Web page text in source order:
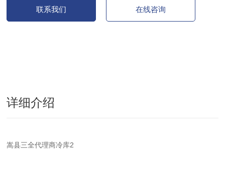
联系我们 在线咨询
详细介绍
嵩县三全代理商冷库2